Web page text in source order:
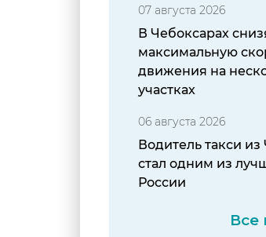
07 августа 2026
В Чебоксарах
максимальную
движения на
участках
06 августа 2026
Водитель такси
стал одним из
России
Все